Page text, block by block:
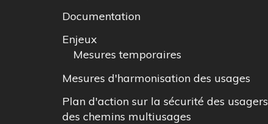
Documentation
Enjeux
Mesures temporaires
Mesures d'harmonisation des usages
Plan d'action sur la sécurité des usagers
des chemins multiusages